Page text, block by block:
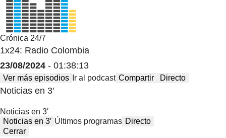
Crónica 24/7
1x24: Radio Colombia
23/08/2024 - 01:38:13
Ver más episodios Ir al podcast Compartir Directo
Noticias en 3′
Noticias en 3′
Noticias en 3′ Últimos programas Directo
Cerrar